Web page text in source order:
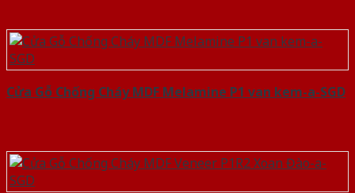
Cửa Gỗ Chống Cháy MDF Melamine P1 van kem-a-SGD